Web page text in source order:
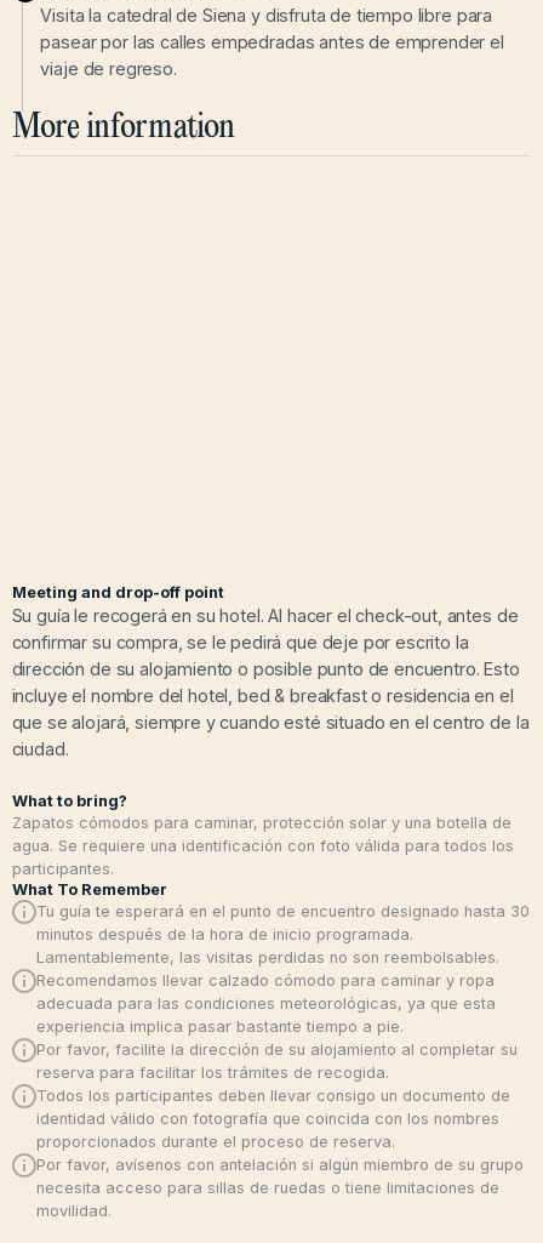
Visita la catedral de Siena y disfruta de tiempo libre para
pasear por las calles empedradas antes de emprender el
viaje de regreso.
More information
Meeting and drop-off point
Su guía le recogerá en su hotel. Al hacer el check-out, antes de
confirmar su compra, se le pedirá que deje por escrito la
dirección de su alojamiento o posible punto de encuentro. Esto
incluye el nombre del hotel, bed & breakfast o residencia en el
que se alojará, siempre y cuando esté situado en el centro de la
ciudad.
What to bring?
Zapatos cómodos para caminar, protección solar y una botella de
agua. Se requiere una identificación con foto válida para todos los
participantes.
What To Remember
Tu guía te esperará en el punto de encuentro designado hasta 30
minutos después de la hora de inicio programada.
Lamentablemente, las visitas perdidas no son reembolsables.
Recomendamos llevar calzado cómodo para caminar y ropa
adecuada para las condiciones meteorológicas, ya que esta
experiencia implica pasar bastante tiempo a pie.
Por favor, facilite la dirección de su alojamiento al completar su
reserva para facilitar los trámites de recogida.
Todos los participantes deben llevar consigo un documento de
identidad válido con fotografía que coincida con los nombres
proporcionados durante el proceso de reserva.
Por favor, avísenos con antelación si algún miembro de su grupo
necesita acceso para sillas de ruedas o tiene limitaciones de
movilidad.